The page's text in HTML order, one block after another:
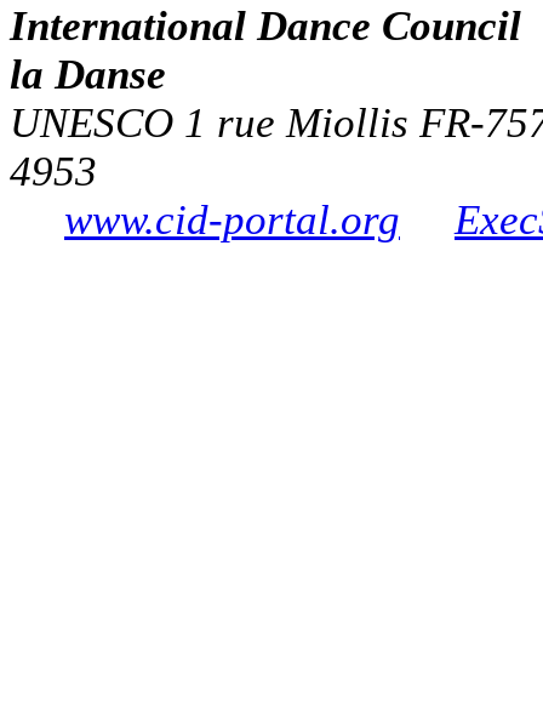
International Dance
la Danse
UNESCO 1 rue Miollis FR-
4953
www.cid-portal.org